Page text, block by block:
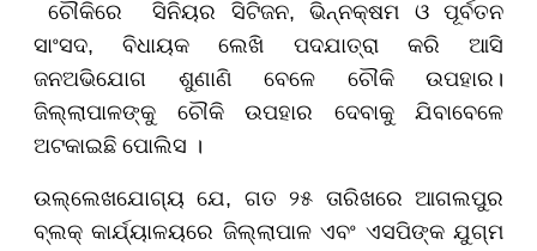
ଚୌକିରେ ସିନିୟର ସିଟିଜନ, ଭିନ୍ନକ୍ଷମ ଓ ପୂର୍ବତନ
ସାଂସଦ, ବିଧାୟକ ଲେଖି ପଦଯାତ୍ରା କରି ଆସି
ଜନଅଭିଯୋଗ ଶୁଣାଣି ବେଳେ ଚୌକି ଉପହାର।
ଜିଲ୍ଲାପାଳଙ୍କୁ ଚୌକି ଉପହାର ଦେବାକୁ ଯିବାବେଳେ
ଅଟକାଇଛି ପୋଲିସ ।
ଉଲ୍ଲେଖଯୋଗ୍ୟ ଯେ, ଗତ ୨୫ ତାରିଖରେ ଆଗଲପୁର
ବ୍ଲକ୍ କାର୍ଯ୍ୟାଳୟରେ ଜିଲ୍ଲାପାଳ ଏବଂ ଏସପିଙ୍କ ଯୁଗ୍ମ